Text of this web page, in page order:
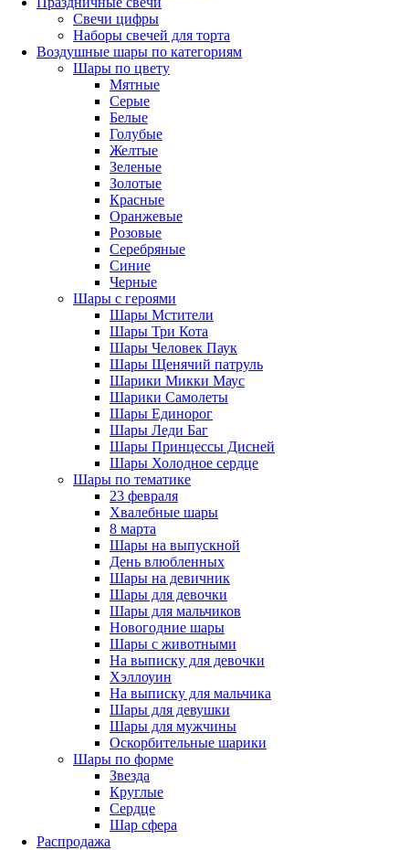
Свечи цифры
Наборы свечей для торта
Воздушные шары по категориям
Шары по цвету
Мятные
Серые
Белые
Голубые
Желтые
Зеленые
Золотые
Красные
Оранжевые
Розовые
Серебряные
Синие
Черные
Шары с героями
Шары Мстители
Шары Три Кота
Шары Человек Паук
Шары Щенячий патруль
Шарики Микки Маус
Шарики Самолеты
Шары Единорог
Шары Леди Баг
Шары Принцессы Дисней
Шары Холодное сердце
Шары по тематике
23 февраля
Хвалебные шары
8 марта
Шары на выпускной
День влюбленных
Шары на девичник
Шары для девочки
Шары для мальчиков
Новогодние шары
Шары с животными
На выписку для девочки
Хэллоуин
На выписку для мальчика
Шары для девушки
Шары для мужчины
Оскорбительные шарики
Шары по форме
Звезда
Круглые
Сердце
Шар сфера
Распродажа